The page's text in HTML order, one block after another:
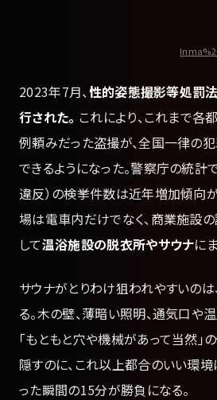
2023年7月、性的姿態撮影等処罰法
行された。 これにより、これまで
例頼みだった盗撮が、全国一律の
できるようになった。警察庁の統計
違反）の検挙件数は近年増加傾向
場は電車内だけでなく、商業施設の
して温浴施設の脱衣所やサウナに
サウナがとりわけ狙われやすいの
る。木の壁、薄暗い照明、通気口や
「もともと穴や機械があって当然」
隠すのに、これ以上都合のいい環境
った瞬間の15分が勝負になる。